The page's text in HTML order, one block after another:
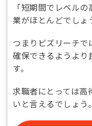
「短期間でレベル
業がほとんどでしょ
つまりビズリーチで
確保できるようより
す。
求職者にとっては高
いと言えるでしょう。